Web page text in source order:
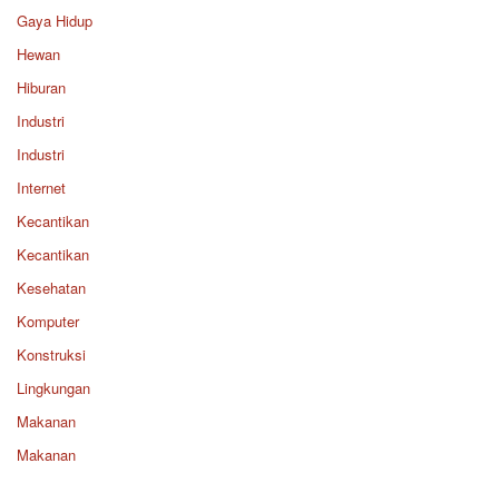
Gaya Hidup
Hewan
Hiburan
Industri
Industri
Internet
Kecantikan
Kecantikan
Kesehatan
Komputer
Konstruksi
Lingkungan
Makanan
Makanan